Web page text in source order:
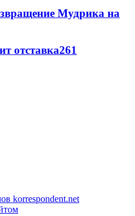
Мудрика на
отставка261
korrespondent.net